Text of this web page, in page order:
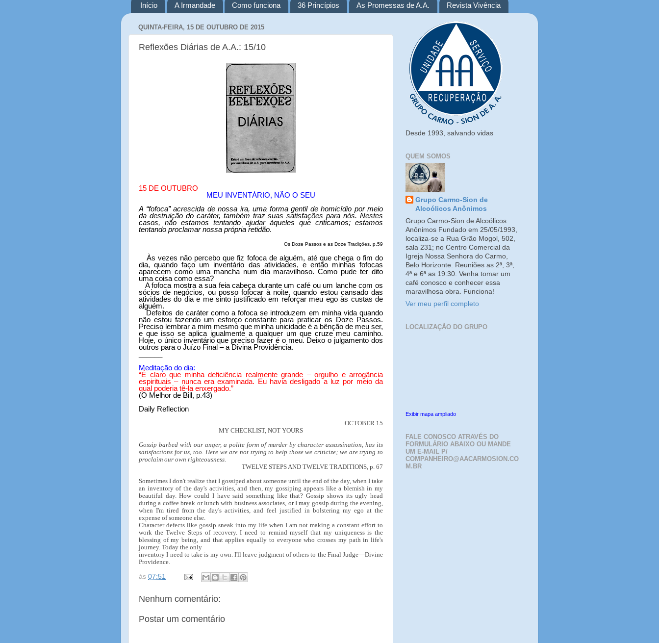
Início A Irmandade Como funciona 36 Princípios As Promessas de A.A. Revista Vivência
QUINTA-FEIRA, 15 DE OUTUBRO DE 2015
Reflexões Diárias de A.A.: 15/10
15 DE OUTUBRO
MEU INVENTÁRIO, NÃO O SEU
A “fofoca” acrescida de nossa ira, uma forma gentil de homicídio por meio
da destruição do caráter, também traz suas satisfações para nós. Nestes
casos, não estamos tentando ajudar àqueles que criticamos; estamos
tentando proclamar nossa própria retidão.
Os Doze Passos e as Doze Tradições, p.59
Às vezes não percebo que fiz fofoca de alguém, até que chega o fim do
dia, quando faço um inventário das atividades, e então minhas fofocas
aparecem como uma mancha num dia maravilhoso. Como pude ter dito
uma coisa como essa?
A fofoca mostra a sua feia cabeça durante um café ou um lanche com os
sócios de negócios, ou posso fofocar à noite, quando estou cansado das
atividades do dia e me sinto justificado em reforçar meu ego às custas de
alguém.
Defeitos de caráter como a fofoca se introduzem em minha vida quando
não estou fazendo um esforço constante para praticar os Doze Passos.
Preciso lembrar a mim mesmo que minha unicidade é a bênção de meu ser,
e que isso se aplica igualmente a qualquer um que cruze meu caminho.
Hoje, o único inventário que preciso fazer é o meu. Deixo o julgamento dos
outros para o Juízo Final – a Divina Providência.
Meditação do dia:
“É claro que minha deficiência realmente grande – orgulho e arrogância
espirituais – nunca era examinada. Eu havia desligado a luz por meio da
qual poderia tê-la enxergado.”
(O Melhor de Bill, p.43)
Daily Reflection
OCTOBER 15
MY CHECKLIST, NOT YOURS
Gossip barbed with our anger, a polite form of murder by character assassination, has its
satisfactions for us, too. Here we are not trying to help those we criticize; we are trying to
proclaim our own righteousness.
TWELVE STEPS AND TWELVE TRADITIONS, p. 67
Sometimes I don't realize that I gossiped about someone until the end of the day, when I take
an inventory of the day's activities, and then, my gossiping appears like a blemish in my
beautiful day. How could I have said something like that? Gossip shows its ugly head
during a coffee break or lunch with business associates, or I may gossip during the evening,
when I'm tired from the day's activities, and feel justified in bolstering my ego at the
expense of someone else.
Character defects like gossip sneak into my life when I am not making a constant effort to
work the Twelve Steps of recovery. I need to remind myself that my uniqueness is the
blessing of my being, and that applies equally to everyone who crosses my path in life's
journey. Today the only
inventory I need to take is my own. I'll leave judgment of others to the Final Judge—Divine
Providence.
às 07:51
Nenhum comentário:
Postar um comentário
Desde 1993, salvando vidas
QUEM SOMOS
Grupo Carmo-Sion de
Alcoólicos Anônimos
Grupo Carmo-Sion de Alcoólicos
Anônimos Fundado em 25/05/1993,
localiza-se a Rua Grão Mogol, 502,
sala 231; no Centro Comercial da
Igreja Nossa Senhora do Carmo,
Belo Horizonte. Reuniões as 2ª, 3ª,
4ª e 6ª as 19:30. Venha tomar um
café conosco e conhecer essa
maravilhosa obra. Funciona!
Ver meu perfil completo
LOCALIZAÇÃO DO GRUPO
Exibir mapa ampliado
FALE CONOSCO ATRAVÉS DO
FORMULÁRIO ABAIXO OU MANDE
UM E-MAIL P/
COMPANHEIRO@AACARMOSION.CO
M.BR